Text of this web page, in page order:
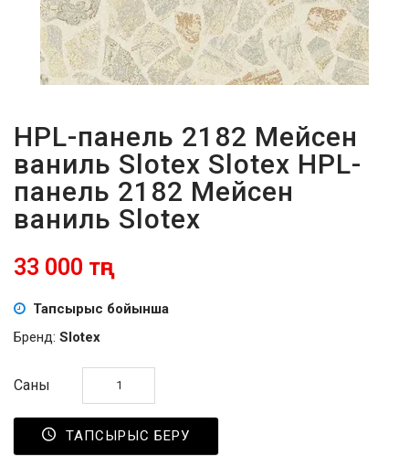
БА?
HPL-панель 2182 Мейсен
ваниль Slotex Slotex HPL-
панель 2182 Мейсен
ваниль Slotex
33 000 тңг
Тапсырыс бойынша
Бренд: Slotex
Саны
ТАПСЫРЫС БЕРУ